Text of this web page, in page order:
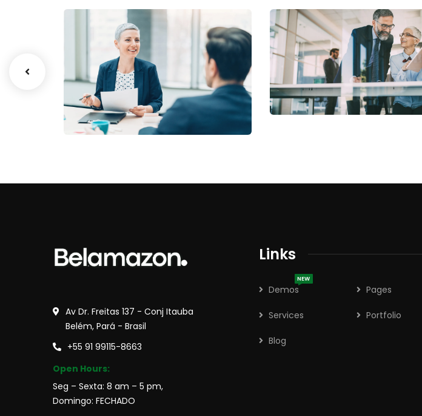
Finance 101: Start
Now
Finance
Grow Your Wealth
Finance
Av Dr. Freitas 137 - Conj Itauba
Belém, Pará - Brasil
+55 91 99115-8663
Open Hours:
Seg – Sexta: 8 am – 5 pm,
Domingo: FECHADO
Links
Demos
NEW
Pages
Services Portfolio
Blog